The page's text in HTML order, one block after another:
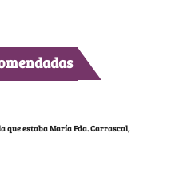
que estaba María Fda. Carrascal,